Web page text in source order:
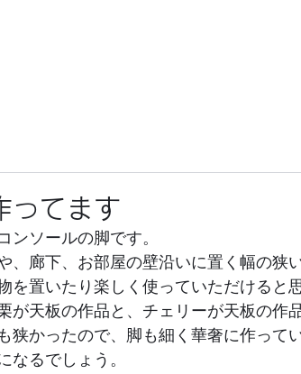
ってます
ンソールの脚です。
、廊下、お部屋の壁沿いに置く幅の狭
を置いたり楽しく使っていただけると
が天板の作品と、チェリーが天板の作
狭かったので、脚も細く華奢に作ってい
なるでしょう。